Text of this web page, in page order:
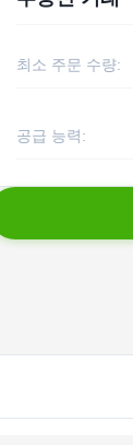
최소 주문 수량:
공급 능력: